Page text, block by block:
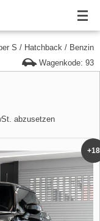
S / Hatchback / Benzin
Wagenkode: 93
abzusetzen
+18